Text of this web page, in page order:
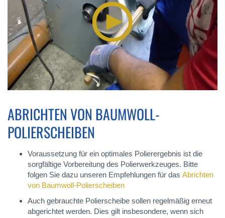
ABRICHTEN VON BAUMWOLL-
POLIERSCHEIBEN
Voraussetzung für ein optimales Polierergebnis ist die
sorgfältige Vorbereitung des Polierwerkzeuges. Bitte
folgen Sie dazu unseren Empfehlungen für das Abrichten
von Baumwoll-Polierscheiben
Auch gebrauchte Polierscheibe sollen regelmäßig erneut
abgerichtet werden. Dies gilt insbesondere, wenn sich